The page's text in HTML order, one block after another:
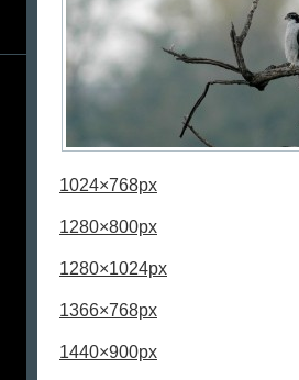
1024×768px
1280×800px
1280×1024px
1366×768px
1440×900px